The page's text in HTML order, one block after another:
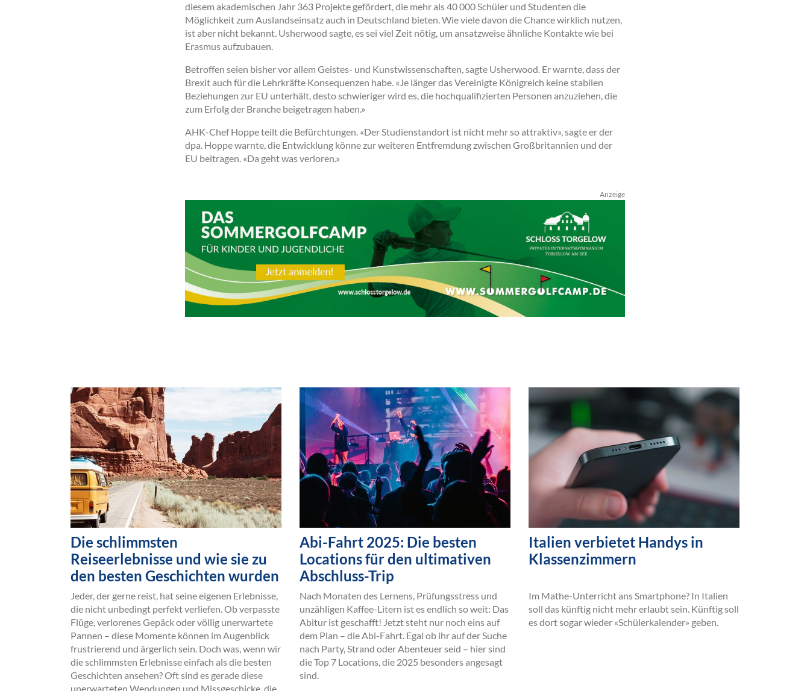
diesem akademischen Jahr 363 Projekte gefördert, die mehr als 40 000 Schüler und Studenten die
Möglichkeit zum Auslandseinsatz auch in Deutschland bieten. Wie viele davon die Chance wirklich nutzen,
ist aber nicht bekannt. Usherwood sagte, es sei viel Zeit nötig, um ansatzweise ähnliche Kontakte wie bei
Erasmus aufzubauen.
Betroffen seien bisher vor allem Geistes- und Kunstwissenschaften, sagte Usherwood. Er warnte, dass der
Brexit auch für die Lehrkräfte Konsequenzen habe. «Je länger das Vereinigte Königreich keine stabilen
Beziehungen zur EU unterhält, desto schwieriger wird es, die hochqualifizierten Personen anzuziehen, die
zum Erfolg der Branche beigetragen haben.»
AHK-Chef Hoppe teilt die Befürchtungen. «Der Studienstandort ist nicht mehr so attraktiv», sagte er der
dpa. Hoppe warnte, die Entwicklung könne zur weiteren Entfremdung zwischen Großbritannien und der
EU beitragen. «Da geht was verloren.»
Anzeige
Die schlimmsten
Reiseerlebnisse und wie sie zu
den besten Geschichten wurden
Jeder, der gerne reist, hat seine eigenen Erlebnisse,
die nicht unbedingt perfekt verliefen. Ob verpasste
Flüge, verlorenes Gepäck oder völlig unerwartete
Pannen – diese Momente können im Augenblick
frustrierend und ärgerlich sein. Doch was, wenn wir
die schlimmsten Erlebnisse einfach als die besten
Geschichten ansehen? Oft sind es gerade diese
unerwarteten Wendungen und Missgeschicke, die
Abi-Fahrt 2025: Die besten
Locations für den ultimativen
Abschluss-Trip
Nach Monaten des Lernens, Prüfungsstress und
unzähligen Kaffee-Litern ist es endlich so weit: Das
Abitur ist geschafft! Jetzt steht nur noch eins auf
dem Plan – die Abi-Fahrt. Egal ob ihr auf der Suche
nach Party, Strand oder Abenteuer seid – hier sind
die Top 7 Locations, die 2025 besonders angesagt
sind.
Italien verbietet Handys in
Klassenzimmern
Im Mathe-Unterricht ans Smartphone? In Italien
soll das künftig nicht mehr erlaubt sein. Künftig soll
es dort sogar wieder «Schülerkalender» geben.